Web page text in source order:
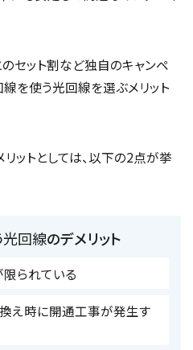
のセット割など独自のキャンペ
を使う光回線を選ぶメリット
ットとしては、以下の2点が挙
回線のデメリット
られている
え時に開通工事が発生す